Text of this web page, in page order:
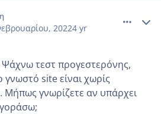
20224 yr
Ψάχνω τεστ προγεστερόνης,
site είναι χωρίς
γνωρίζετε αν υπάρχει